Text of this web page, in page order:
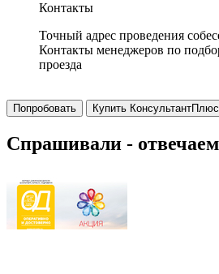
Контакты
Точный адрес проведения
Контакты менеджеров по
проезда
Попробовать Купить КонсультантПлюс
Спрашивали - отвечаем